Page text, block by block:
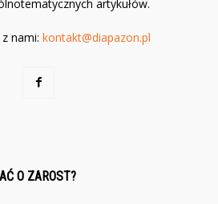
artykułów.
nami: kontakt@diapazon.pl
O ZAROST?